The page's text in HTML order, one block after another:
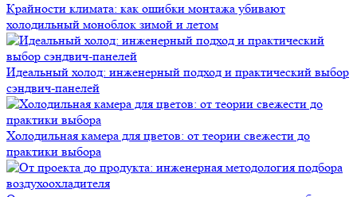
Крайности климата: как ошибки монтажа убивают
холодильный моноблок зимой и летом
Идеальный холод: инженерный подход и практический выбор
сэндвич-панелей
Холодильная камера для цветов: от теории свежести до
практики выбора